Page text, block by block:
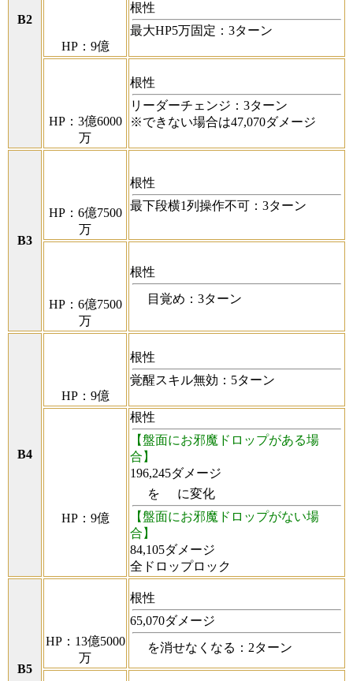
B2
HP：9億
根性
最大HP5万固定：3ターン
HP：3億6000
万
根性
リーダーチェンジ：3ターン
※できない場合は47,070ダメージ
B3
HP：6億7500
万
根性
最下段横1列操作不可：3ターン
HP：6億7500
万
根性
目覚め：3ターン
B4
HP：9億
根性
覚醒スキル無効：5ターン
HP：9億
根性
【盤面にお邪魔ドロップがある場
合】
196,245ダメージ
を
に変化
【盤面にお邪魔ドロップがない場
合】
84,105ダメージ
全ドロップロック
B5
HP：13億5000
万
根性
65,070ダメージ
を消せなくなる：2ターン